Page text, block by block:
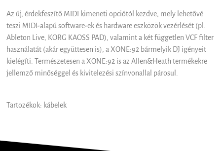
Az új, érdekfeszítő MIDI kimeneti opciótól kezdve, mely lehetővé
teszi MIDI-alapú software-ek és hardware eszközök vezérlését (pl.
Ableton Live, KORG KAOSS PAD), valamint a két független VCF filter
használatát (akár együttesen is), a XONE:92 bármelyik DJ igényeit
kielégíti. Természetesen a XONE:92 is az Allen&Heath termékekre
jellemző minőséggel és kivitelezési színvonallal párosul.
Tartozékok: kábelek